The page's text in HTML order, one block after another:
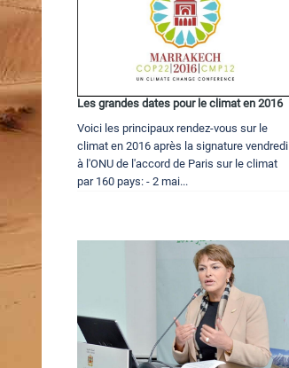
Les grandes dates pour le climat en 2016
Voici les principaux rendez-vous sur le
climat en 2016 après la signature vendredi
à l'ONU de l'accord de Paris sur le climat
par 160 pays: - 2 mai...